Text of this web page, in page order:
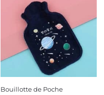
Bouillotte de Poche